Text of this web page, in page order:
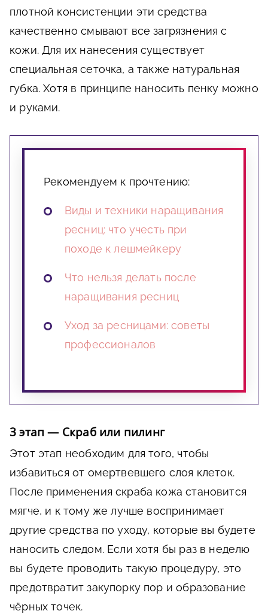
плотной консистенции эти средства
качественно смывают все загрязнения с
кожи. Для их нанесения существует
специальная сеточка, а также натуральная
губка. Хотя в принципе наносить пенку можно
и руками.
Рекомендуем к прочтению:
Виды и техники наращивания
ресниц: что учесть при
походе к лешмейкеру
Что нельзя делать после
наращивания ресниц
Уход за ресницами: советы
профессионалов
3 этап — Скраб или пилинг
Этот этап необходим для того, чтобы
избавиться от омертвевшего слоя клеток.
После применения скраба кожа становится
мягче, и к тому же лучше воспринимает
другие средства по уходу, которые вы будете
наносить следом. Если хотя бы раз в неделю
вы будете проводить такую процедуру, это
предотвратит закупорку пор и образование
чёрных точек.